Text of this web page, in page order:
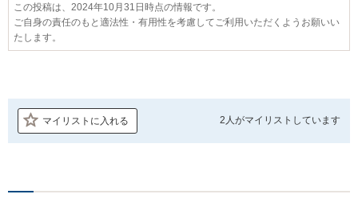
この投稿は、2024年10月31日時点の情報です。
ご自身の責任のもと適法性・有用性を考慮してご利用いただくようお願いい
たします。
マイリストに入れる 2人がマイリストしています